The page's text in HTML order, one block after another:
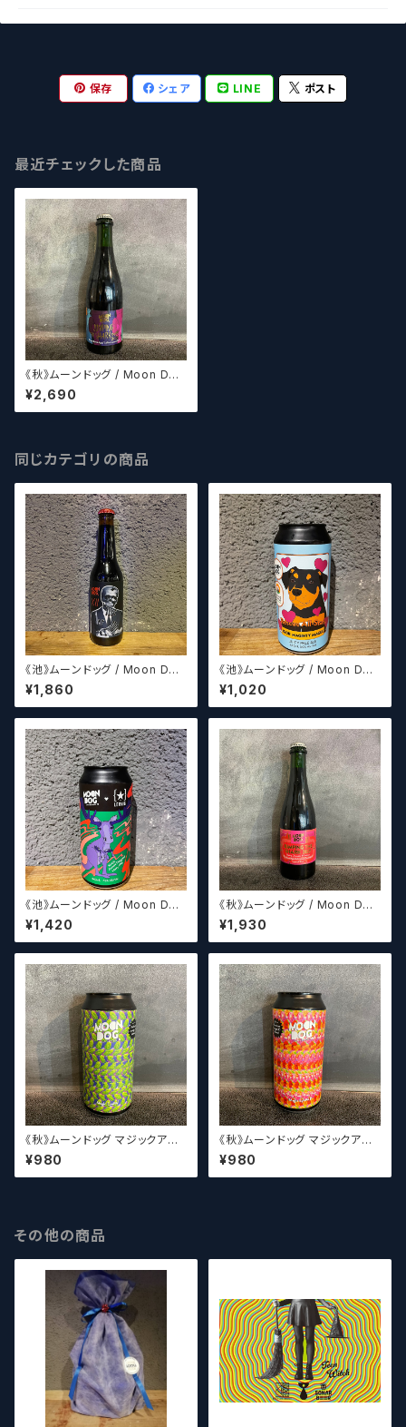
保存 シェア LINE ポスト
最近チェックした商品
《秋》ムーンドッグ / Moon Dog
Jumping The Shark 2013
¥2,690
同じカテゴリの商品
《池》ムーンドッグ / Moon Dog
XII
¥1,860
《池》ムーンドッグ / Moon Dog
Rescue All Stars(パッケージ
デザイン8種からランダムに発送
させていただきます。)
¥1,020
《池》ムーンドッグ / Moon Dog
Mooseroo
¥1,420
《秋》ムーンドッグ / Moon Dog
Jumping The Shark 2021
¥1,930
《秋》ムーンドッグ マジックアイP
A / Moon Dog Magic Eye P
A
¥980
《秋》ムーンドッグ マジックアイP
A II / Moon Dog Magic Eye
PA II
¥980
その他の商品